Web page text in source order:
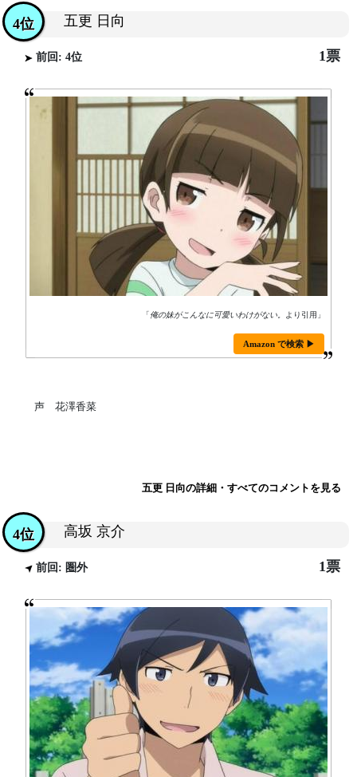
五更 日向
4位
前回: 4位 1票
「俺の妹がこんなに可愛いわけがない。 より引用」
Amazon で検索 ▶
声 花澤香菜
五更 日向の詳細・すべてのコメントを見る
高坂 京介
4位
前回: 圏外 1票